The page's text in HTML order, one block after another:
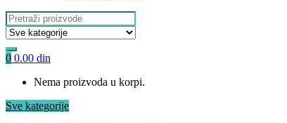
Search
for:
0 0.00 din
Nema proizvoda u korpi.
Sve kategorije